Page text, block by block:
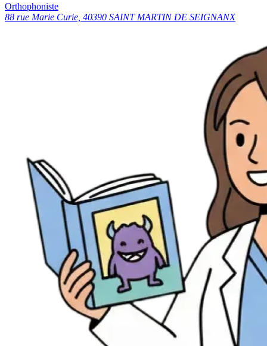
Orthophoniste
88 rue Marie Curie, 40390 SAINT MARTIN DE SEIGNANX